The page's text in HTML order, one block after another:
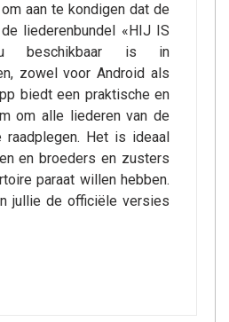
aan te kondigen dat de
liederenbundel «HIJ IS
nu beschikbaar is in
zowel voor Android als
biedt een praktische en
om alle liederen van de
raadplegen. Het is ideaal
en broeders en zusters
paraat willen hebben.
jullie de officiële versies